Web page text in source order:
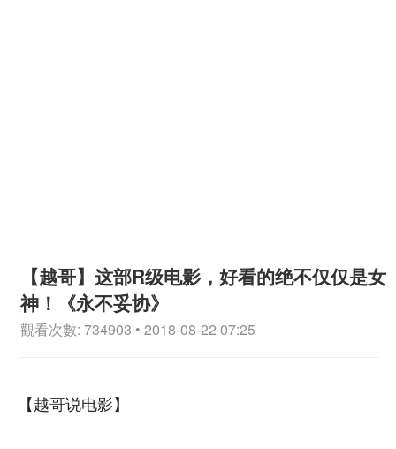
【越哥】这部R级电影，好看的绝不仅仅是女
神！《永不妥协》
觀看次數: 734903 • 2018-08-22 07:25
【越哥说电影】